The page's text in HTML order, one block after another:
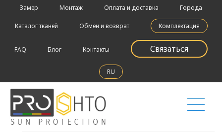
Замер Монтаж Оплата и доставка Города
Каталог тканей Обмен и возврат Комплектация
FAQ Блог Контакты Связаться
RU